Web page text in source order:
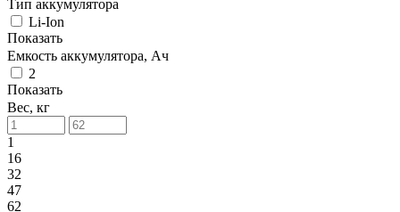
Тип аккумулятора
Li-Ion
Показать
Емкость аккумулятора, Ач
2
Показать
Вес, кг
1
16
32
47
62